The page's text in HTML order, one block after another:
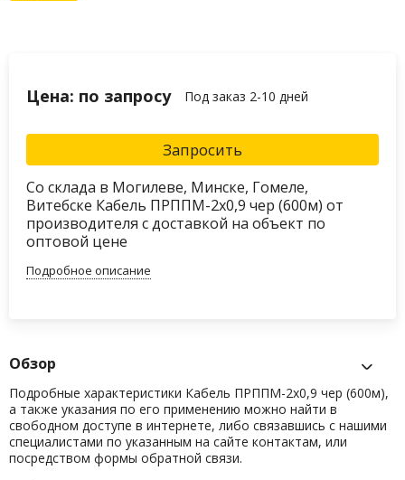
Цена: по запросу Под заказ 2-10 дней
Запросить
Со склада в Могилеве, Минске, Гомеле,
Витебске Кабель ПРППМ-2х0,9 чер (600м) от
производителя с доставкой на объект по
оптовой цене
Подробное описание
Обзор
Подробные характеристики Кабель ПРППМ-2х0,9 чер (600м),
а также указания по его применению можно найти в
свободном доступе в интернете, либо связавшись с нашими
специалистами по указанным на сайте контактам, или
посредством формы обратной связи.